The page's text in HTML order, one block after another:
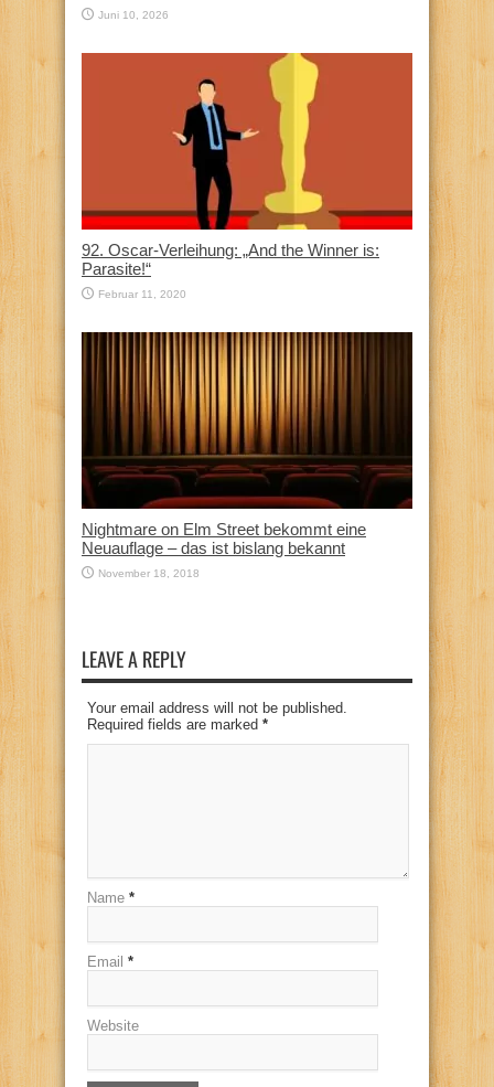
Juni 10, 2026
92. Oscar-Verleihung: „And the Winner is:
Parasite!“
Februar 11, 2020
Nightmare on Elm Street bekommt eine
Neuauflage – das ist bislang bekannt
November 18, 2018
LEAVE A REPLY
Your email address will not be published.
Required fields are marked *
Name *
Email *
Website